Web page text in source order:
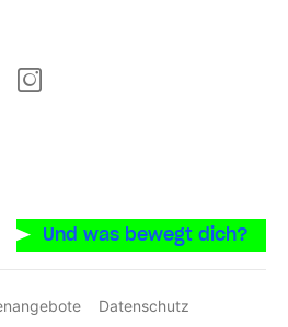
Linkedln
auf GooglePlay
Und was bewegt dich?
Datenschutz